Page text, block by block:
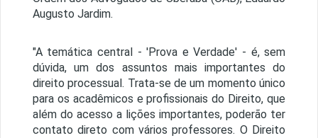
Augusto Jardim.
"A temática central - 'Prova e Verdade' - é, sem
dúvida, um dos assuntos mais importantes do
direito processual. Trata-se de um momento único
para os acadêmicos e profissionais do Direito, que
além do acesso a lições importantes, poderão ter
contato direto com vários professores. O Direito